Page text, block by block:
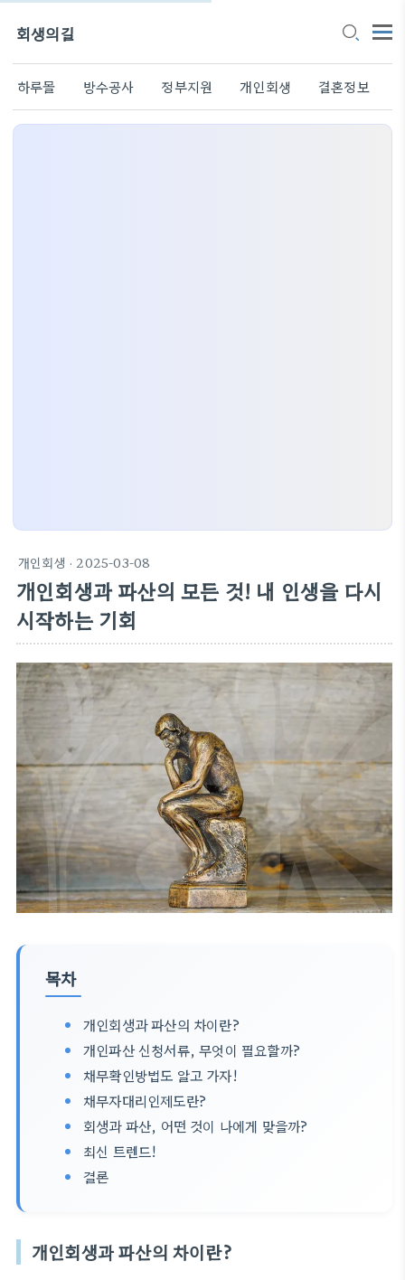
회생의길
하루몰 방수공사 정부지원 개인회생 결혼정보
개인회생 · 2025-03-08
개인회생과 파산의 모든 것! 내 인생을 다시
시작하는 기회
목차
개인회생과 파산의 차이란?
개인파산 신청서류, 무엇이 필요할까?
채무확인방법도 알고 가자!
채무자대리인제도란?
회생과 파산, 어떤 것이 나에게 맞을까?
최신 트렌드!
결론
개인회생과 파산의 차이란?